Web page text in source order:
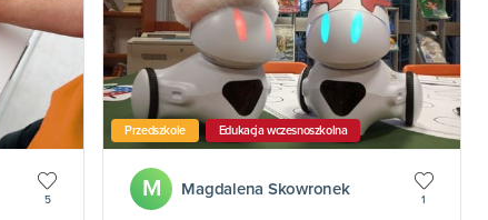
5
Przedszkole Edukacja wczesnoszkolna
M Magdalena Skowronek
1